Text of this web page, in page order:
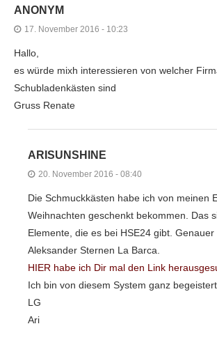
ANONYM
17. November 2016 - 10:23
Hallo,
es würde mixh interessieren von welcher
Schubladenkästen sind
Gruss Renate
ARISUNSHINE
20. November 2016 - 08:40
Die Schmuckkästen habe ich von meinen
Weihnachten geschenkt bekommen. Das
Elemente, die es bei HSE24 gibt. Genauer
Aleksander Sternen La Barca.
HIER habe ich Dir mal den Link
Ich bin von diesem System ganz begeistert.
LG
Ari